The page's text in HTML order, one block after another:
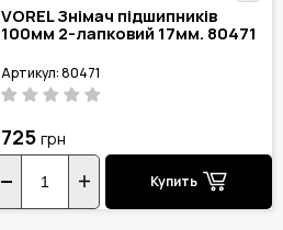
VOREL Знімач підшипників
100мм 2-лапковий 17мм. 80471
Артикул: 80471
725грн
Купить